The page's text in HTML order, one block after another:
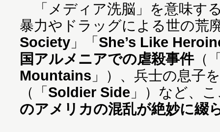
「メディア洗脳」を意味す
暴力やドラッグによる世の荒
Society 」「She’s Like
国アルメニアでの虐殺事件（
Mountains 」）、兵士の息子
（「Soldier Side 」）など、
のアメリカの混乱が絶妙に綴